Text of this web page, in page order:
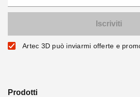
Artec 3D può inviarmi offerte e
Prodotti